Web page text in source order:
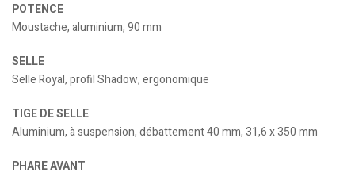
POTENCE
Moustache, aluminium, 90 mm
SELLE
Selle Royal, profil Shadow, ergonomique
TIGE DE SELLE
Aluminium, à suspension, débattement 40 mm, 31,6 x 350 mm
PHARE AVANT